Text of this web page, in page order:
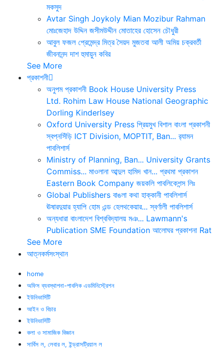
মকসুদ
Avtar Singh Joykoly Mian Mozibur Rahman
মোঃজেহাদ উদ্দিন জসীমউদ্দীন মোতাহের হোসেন চৌধুরী
আবুল ফজল প্রেমেন্দ্র মিত্র সৈয়দ মুজতবা আলী অমিয় চক্রবর্তী
জীবনানন্দ দাশ হুমায়ুন কবির
See More
প্রকাশনী
অনুপম প্রকাশনী Book House University Press
Ltd. Rohim Law House National Geographic
Dorling Kinderlsey
Oxford University Press প্রিয়মুখ বিশাল বাংলা প্রকাশনী
স্বপ্নসিঁড়ি ICT Division, MOPTIT, Ban... র‍্যামন
পাবলিশার্স
Ministry of Planning, Ban... University Grants
Commiss... মাওলানা আব্দুল হামিদ খান... প্রথমা প্রকাশন
Eastern Book Company জয়কলি পাবলিকেশন্স লিঃ
Global Publishers বাঙলা কথা হাক্কানী পাবলিশার্স
ঊষারদুয়ার হ্যাপি হোম এন্ড হেলথকেয়ার... স্বর্ণালী পাবলিশার্স
অন্যধারা বাংলাদেশ বিশ্ববিদ্যালয় মঞ... Lawmann's
Publication SME Foundation আলোঘর প্রকাশনা Rat
See More
আত্নকর্মসংস্থান
home
অফিস ব্যবস্থাপনা-পাবলিক এডমিনিস্ট্রেশন
ইউনিভার্সিটি
আইন ও বিচার
ইউনিভার্সিটি
কলা ও সামাজিক বিজ্ঞান
সার্বিস ল, লেবার ল, ইন্ড্রাসট্রিয়াল ল